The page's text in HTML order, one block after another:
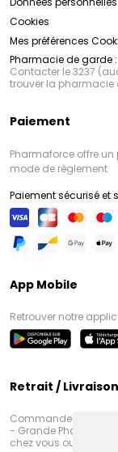
Cookies
Mes préférences
Pharmacie de garde :
Contacter le 3237
trouver la pharmacie
Paiement
Pharmaforce offre
mode de règlement
Paiement sécurisé et
App Mobile
Retrouver notre
Retrait / Livraison
Commandez en
- Grande Pharmacie
chez vous ou en point